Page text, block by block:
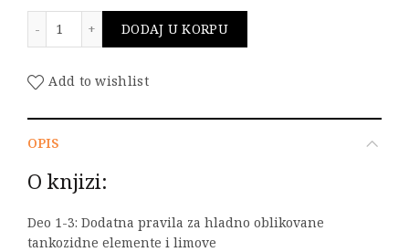
DODAJ U KORPU
Add to wishlist
OPIS
O knjizi:
Deo 1-3: Dodatna pravila za hladno oblikovane
tankozidne elemente i limove